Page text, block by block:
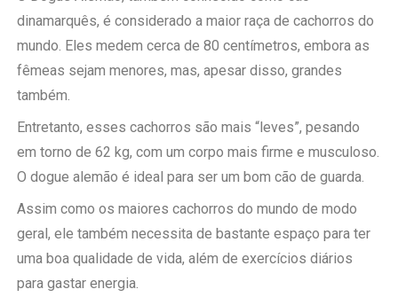
dinamarquês, é considerado a maior raça de cachorros do
mundo. Eles medem cerca de 80 centímetros, embora as
fêmeas sejam menores, mas, apesar disso, grandes
também.
Entretanto, esses cachorros são mais “leves”, pesando
em torno de 62 kg, com um corpo mais firme e musculoso.
O dogue alemão é ideal para ser um bom cão de guarda.
Assim como os maiores cachorros do mundo de modo
geral, ele também necessita de bastante espaço para ter
uma boa qualidade de vida, além de exercícios diários
para gastar energia.